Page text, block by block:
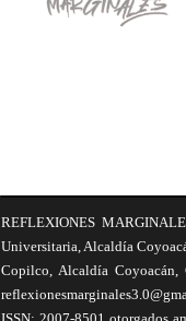
REFLEXIONES
Universitaria, Alcaldía
Copilco, Alcaldía Coyoacán,